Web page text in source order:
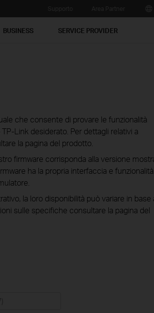
BUSINESS SERVICE PROVIDER
che consente di provare le funzionalità
Link desiderato. Per dettagli relativi a
la pagina del prodotto.
firmware corrisponda alla versione
ha la propria interfaccia e
la loro disponibilità può variare in base
sulle specifiche consultare la pagina del